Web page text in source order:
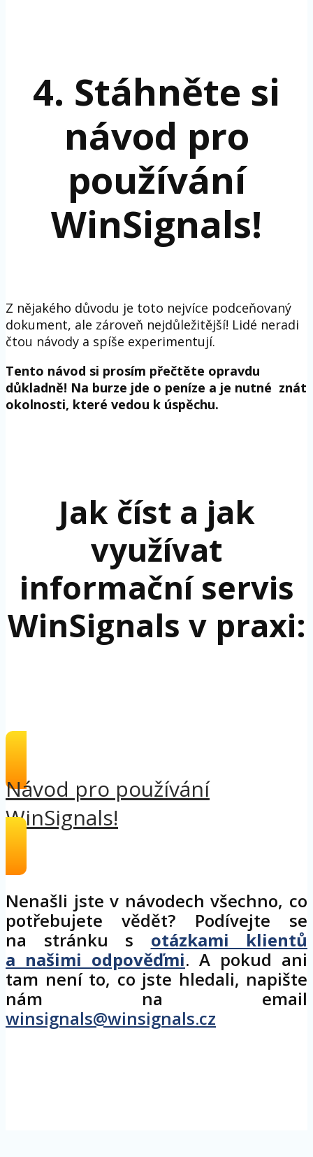
4. Stáhněte si
návod pro
používání
WinSignals!
Z nějakého důvodu je toto nejvíce podceňovaný
dokument, ale zároveň nejdůležitější! Lidé neradi
čtou návody a spíše experimentují.
Tento návod si prosím přečtěte opravdu
důkladně! Na burze jde o peníze a je nutné znát
okolnosti, které vedou k úspěchu.
Jak číst a jak
využívat
informační servis
WinSignals v praxi:
Návod pro používání
WinSignals!
Nenašli jste v návodech všechno, co
potřebujete vědět? Podívejte se
na stránku s otázkami klientů
a našimi odpověďmi. A pokud ani
tam není to, co jste hledali, napište
nám na email
winsignals@winsignals.cz